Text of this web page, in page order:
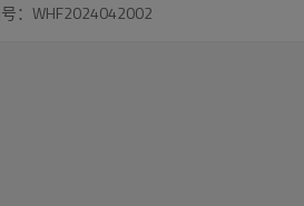
：WHF2024042002